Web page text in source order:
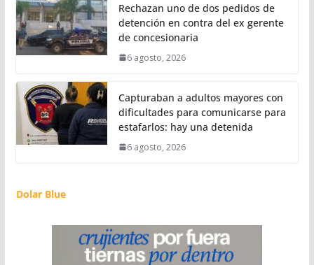
Rechazan uno de dos pedidos de
detención en contra del ex gerente
de concesionaria
6 agosto, 2026
Capturaban a adultos mayores con
dificultades para comunicarse para
estafarlos: hay una detenida
6 agosto, 2026
Dolar Blue